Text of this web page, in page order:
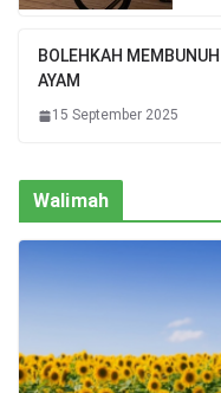
BOLEHKAH
AYAM
15 September 2025
Walimah